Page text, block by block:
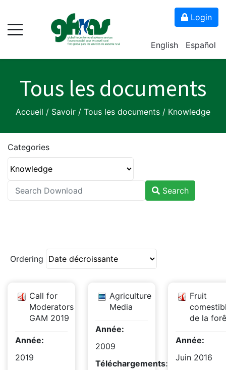
Login
English Español
Tous les documents
Accueil / Savoir / Tous les documents / Knowledge
Categories
Search
Ordering
Call for
Moderators
GAM 2019
Année:
2019
Agriculture
Media
Année:
2009
Téléchargements:
Fruit
de la
Année:
Juin 2016